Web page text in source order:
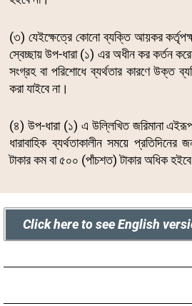
(৩) যেইক্ষেত্রে কোনো ব্যক্তি আয়কর
স্বেচ্ছায় উপ-ধারা (১) এর অধীন কর কর্তন
সংগ্রহ বা পরিশোধে ব্যর্থতার কারণে উক্ত
করা যাইবে না।
(৪) উপ-ধারা (১) এ উল্লিখিত জরিমানা এইরূপ
ধারাবাহিক ব্যর্থতাকালীন সময়ে
টাকার কম বা ৫০০ (পাঁচশত) টাকার অধিক
Click here to see English